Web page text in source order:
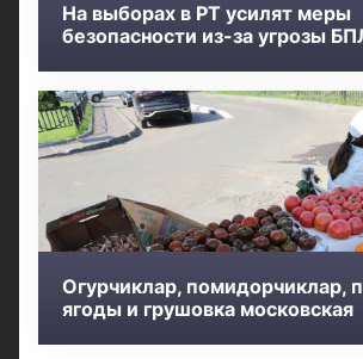
На выборах в РТ усилят меры
безопасности из-за угрозы
Огурчиклар, помидорчиклар,
ягоды и грушовка московская